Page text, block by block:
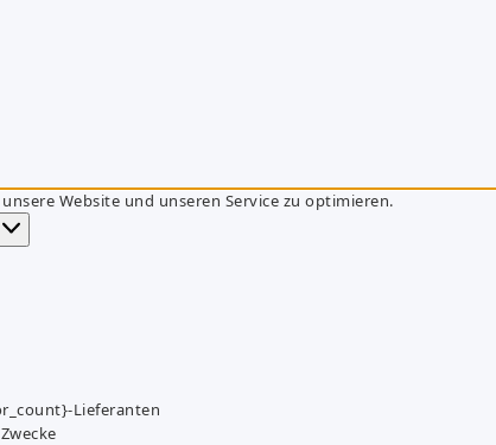
Website und unseren Service zu optimieren.
Lieferanten